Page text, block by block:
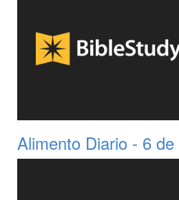
Alimento Diario - 6